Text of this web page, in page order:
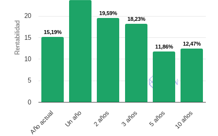
Rentabilidad 15,19%
15,19%
19,59%
19,59%
18,23%
18,23%
11,86%
11,86% 12,47%
12,47%
Año actual Un año 2 años 3 años 5 años 10 años
0
5
10
15
20